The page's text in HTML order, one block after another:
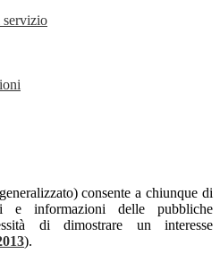
servizio
consente a chiunque di
e informazioni delle pubbliche
di dimostrare un interesse
).